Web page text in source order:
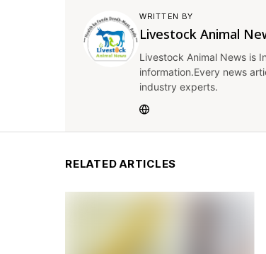
WRITTEN BY
Livestock Animal
Livestock Animal News is
information.Every news
industry experts.
RELATED ARTICLES